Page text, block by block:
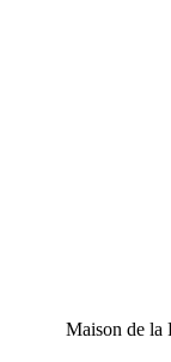
Maison de la